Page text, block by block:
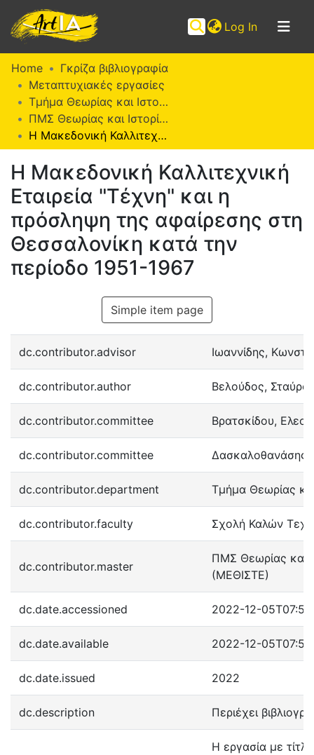
Log In (current)
Communities
Collections
Browse ArtIA
Statistics
Home
Γκρίζα βιβλιογραφία
Μεταπτυχιακές εργασίες
Τμήμα Θεωρίας και Ιστορίας της Τέχνης
ΠΜΣ Θεωρίας και Ιστορίας της Τέχνης (ΜΕΘΙΣΤΕ)
Η Μακεδονική Καλλιτεχνική Εταιρεία "Τέχνη" και η πρόσληψη της αφαίρεσης στη Θεσσαλονίκη κατά την περίοδο 1951-1967
Η Μακεδονική Καλλιτεχνική
Εταιρεία "Τέχνη" και η
πρόσληψη της αφαίρεσης στη
Θεσσαλονίκη κατά την
περίοδο 1951-1967
Simple item page
dc.contributor.advisor Ιωαννίδης,
dc.contributor.author Βελούδος,
dc.contributor.committee Βρατσκίδου,
dc.contributor.committee Δασκαλοθανάσης,
dc.contributor.department Τμήμα Θεωρίας
dc.contributor.faculty Σχολή Καλών
dc.contributor.master
ΠΜΣ Θεωρίας και
(ΜΕΘΙΣΤΕ)
dc.date.accessioned 2022-12-
dc.date.available 2022-12-
dc.date.issued 2022
dc.description Περιέχει
Η εργασία με